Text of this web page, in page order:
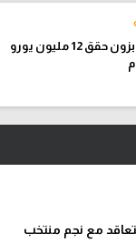
قناة تركية: طرابزون حقق 12 مليون يورو
مع نجم منتخب